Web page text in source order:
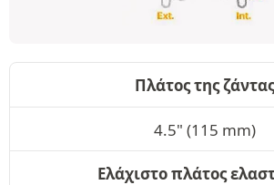
Πλάτος της ζάντας
4.5" (115 mm)
Ελάχιστο πλάτος